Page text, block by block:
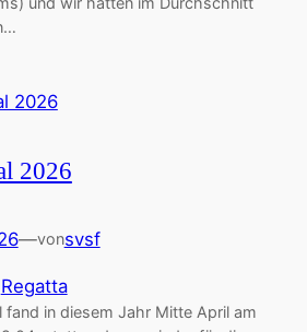
2026
—vonsvsf
Regatta
fand in diesem Jahr Mitte April am